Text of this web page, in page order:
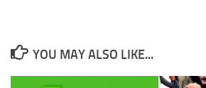
YOU MAY ALSO LIKE...